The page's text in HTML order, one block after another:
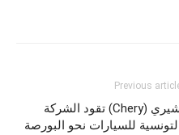
Previous
شيري (Chery) تقود الشركة
للسيارات نحو البورصة